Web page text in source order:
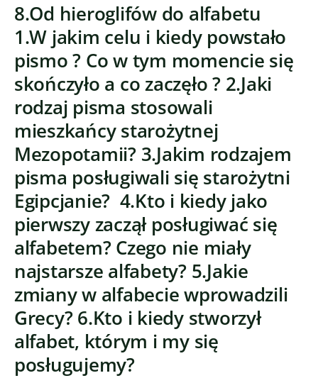
8.Od hieroglifów do alfabetu
1.W jakim celu i kiedy powstało
pismo ? Co w tym momencie się
skończyło a co zaczęło ? 2.Jaki
rodzaj pisma stosowali
mieszkańcy starożytnej
Mezopotamii? 3.Jakim rodzajem
pisma posługiwali się starożytni
Egipcjanie? 4.Kto i kiedy jako
pierwszy zaczął posługiwać się
alfabetem? Czego nie miały
najstarsze alfabety? 5.Jakie
zmiany w alfabecie wprowadzili
Grecy? 6.Kto i kiedy stworzył
alfabet, którym i my się
posługujemy?